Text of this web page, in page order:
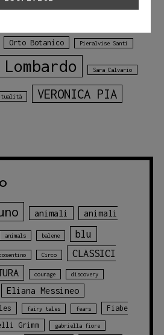
mare
Mariagiulia
Orto Botanico Pieralvise Santi
Sara Calvario
VERONICA PIA
animali animali
animals balene blu
Circo
CLASSICI
courage discovery
Eliana Messineo
fairy tales fears
Fiabe
Grimm gabriella fiore